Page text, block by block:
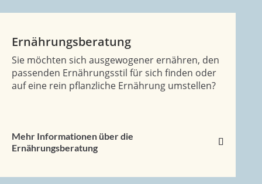
Ernährungsberatung
Sie möchten sich ausgewogener ernähren, den
passenden Ernährungsstil für sich finden oder
auf eine rein pflanzliche Ernährung umstellen?
Mehr Informationen über die
Ernährungsberatung